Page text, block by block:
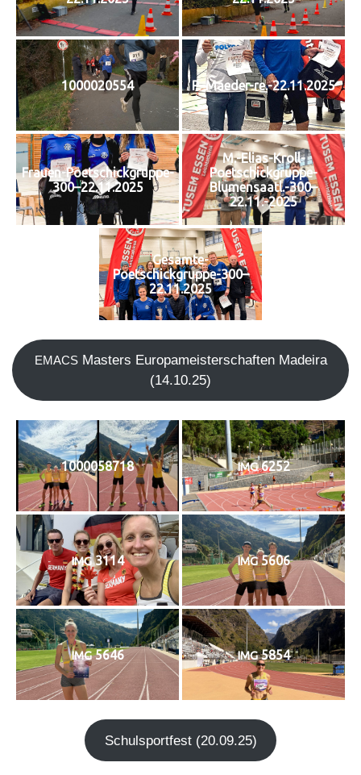
1000020554 P.-Maeder-re.-22.11.2025
Frauen-Poetschickgruppe-
300–22.11.2025
M.-Elias-Kroll-
Poetschickgruppe-
Blumensaatl.-300–
22.11.-2025
Gesamte-
Poetschickgruppe-300–
22.11.2025
EMACSMas­ters Euro­pa­meis­ter­schaf­ten Madei­ra
(14.10.25)
1000058718 IMG6252
IMG3114 IMG5606
IMG5646 IMG5854
Schul­sport­fest (20.09.25)